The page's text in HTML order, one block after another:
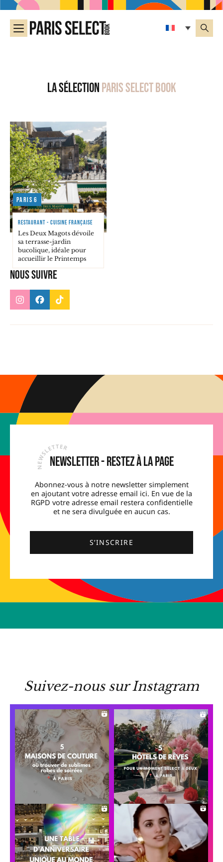
La sélectionParis Select Book
Nous suivre
Paris 6
RESTAURANT - CUISINE FRANÇAISE
Les Deux Magots dévoile
sa terrasse-jardin
bucolique, idéale pour
accueillir le Printemps
Newsletter - Restez à la page
Abonnez-vous à notre newsletter simplement
en ajoutant votre adresse email ici. En vue de la
RGPD votre adresse email restera confidentielle
et ne sera divulguée en aucun cas.
S’INSCRIRE
Suivez-nous sur Instagram